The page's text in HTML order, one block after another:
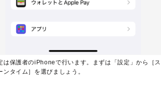
保護者のiPhoneで行います。まずは「設定」から［ス
ンタイム］を選びましょう。